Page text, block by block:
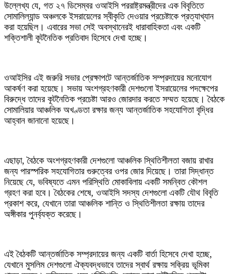
‎উল্লেখ্য যে, গত ২৭ ডিসেম্বর ওআইসি পররাষ্ট্রমন্ত্রীদের এক বিবৃতিতে
সোমালিল্যান্ড অঞ্চলকে ইসরায়েলের স্বীকৃতি দেওয়ার প্রচেষ্টাকে প্রত্যাখ্যান
করা হয়েছিল। এবারের সভা সেই অবস্থানেরই ধারাবাহিকতা এবং একটি
শক্তিশালী কূটনৈতিক প্রতিবাদ হিসেবে দেখা হচ্ছে।
‎ওআইসির এই জরুরি সভার প্রেক্ষাপটে আন্তর্জাতিক সম্প্রদায়ের মনোযোগ
আকর্ষণ করা হয়েছে। সভায় অংশগ্রহণকারী দেশগুলো ইসরায়েলের পদক্ষেপের
বিরুদ্ধে তাদের কূটনৈতিক প্রচেষ্টা আরও জোরদার করতে সম্মত হয়েছে। বৈঠকে
সোমালিয়ার আঞ্চলিক অখণ্ডতা রক্ষার জন্য আন্তর্জাতিক সহযোগিতা বৃদ্ধির
আহ্বান জানানো হয়েছে।
‎এছাড়া, বৈঠকে অংশগ্রহণকারী দেশগুলো আঞ্চলিক স্থিতিশীলতা বজায় রাখার
জন্য পারস্পরিক সহযোগিতার গুরুত্বের ওপর জোর দিয়েছে। তারা সিদ্ধান্ত
নিয়েছে যে, ভবিষ্যতে এমন পরিস্থিতি মোকাবিলায় একটি সমন্বিত কৌশল
গ্রহণ করা হবে। বৈঠকের শেষে, ওআইসি সদস্য দেশগুলো একটি যৌথ বিবৃতি
প্রকাশ করে, যেখানে তারা আঞ্চলিক শান্তি ও স্থিতিশীলতা রক্ষায় তাদের
অঙ্গীকার পুনর্ব্যক্ত করেছে।
‎এই বৈঠকটি আন্তর্জাতিক সম্প্রদায়ের জন্য একটি বার্তা হিসেবে দেখা হচ্ছে,
যেখানে মুসলিম দেশগুলো ঐক্যবদ্ধভাবে তাদের স্বার্থ রক্ষায় সক্রিয় ভূমিকা